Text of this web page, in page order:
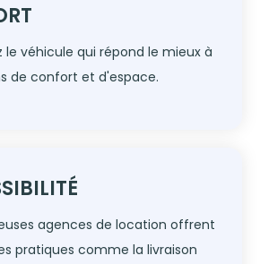
le véhicule qui répond le mieux à
de confort et d'espace.
agences de location offrent
pratiques comme la livraison